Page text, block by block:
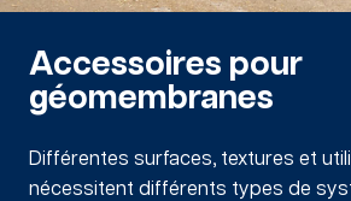
Accessoires pour
géomembranes
Différentes surfaces, textures et
nécessitent différents types de